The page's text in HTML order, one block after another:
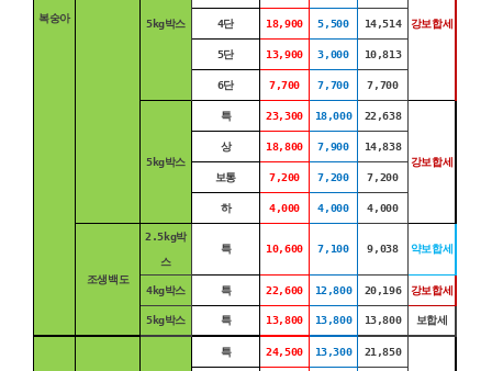
복숭아 5kg박스 강보합세
4단 18,900 5,500 14,514
5단 13,900 3,000 10,813
6단 7,700 7,700 7,700
5kg박스
특 23,300 18,000 22,638
강보합세
상 18,800 7,900 14,838
보통 7,200 7,200 7,200
하 4,000 4,000 4,000
조생백도
2.5kg박
스
특 10,600 7,100 9,038 약보합세
4kg박스 특 22,600 12,800 20,196 강보합세
5kg박스 특 13,800 13,800 13,800 보합세
특 24,500 13,300 21,850